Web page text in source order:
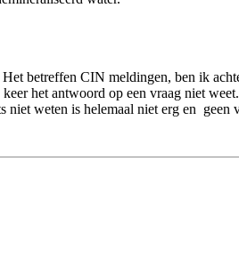
betreffen CIN meldingen, ben ik
het antwoord op een vraag niet weet.
niet weten is helemaal niet erg en